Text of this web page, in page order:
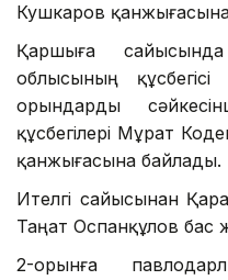
Кушкаров
Қаршыға
облысының
орындарды
құсбегілері Мұрат
қанжығасына байлады.
Ителгі сайысынан
Таңат Оспанқұлов бас
2-орынға